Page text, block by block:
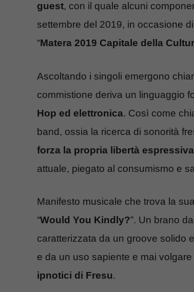
guest, con il quale alcuni
settembre del 2019, in occasione di
“Matera 2019 Capitale della
Ascoltando i singoli emergono
commistione deriva un linguaggio
Hop ed elettronica. Così come
band, ossia la ricerca di sonorità
forza la propria libertà espressiva
attuale, piegato al consumismo e
Manifesto musicale che trova la
“Would You Kindly?”. Un brano
caratterizzata da un groove solido
e da un uso sapiente e mai volgare
ipnotici di Fresu.